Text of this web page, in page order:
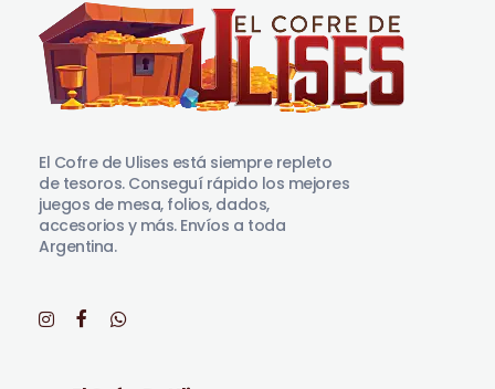
El Cofre de Ulises está siempre repleto
de tesoros. Conseguí rápido los mejores
juegos de mesa, folios, dados,
accesorios y más. Envíos a toda
Argentina.